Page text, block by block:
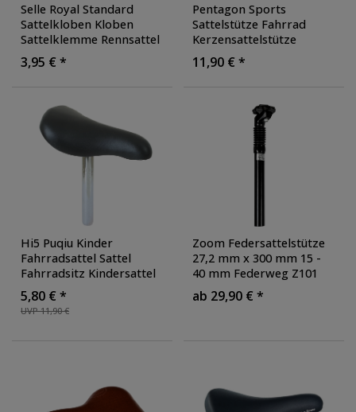
Selle Royal Standard
Sattelkloben Kloben
Sattelklemme Rennsattel
für Kerzensattelstütze
Farbe: schwarz
3,95 € *
Pentagon Sports
Sattelstütze Fahrrad
Kerzensattelstütze
verstellbar Stahl E Bike
Sattelstange
11,90 € *
Hi5 Puqiu Kinder
Fahrradsattel Sattel
Fahrradsitz Kindersattel
Kinderfahrradsitz
Komfortsattel
gepolstert
UVP 11,90 €
5,80 € *
Zoom Federsattelstütze
27,2 mm x 300 mm 15 -
40 mm Federweg Z101
Z901 Z902
Patentsattelstütze Patent
ab 29,90 € *